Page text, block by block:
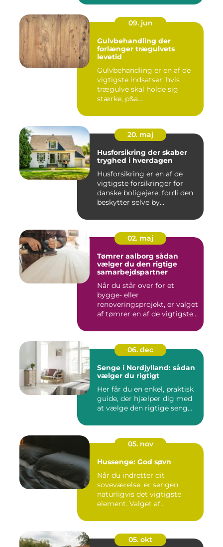
09. jun
Gulvbehandling der
forlænger trægulvets
levetid
Gulvbehandling er en af de
vigtigste indsatser, hvis
trægulve skal holde sig
stærke, p&a...
20. maj
Husforsikring der skaber
tryghed i hverdagen
Husforsikring er en af de
vigtigste forsikringer for
danske boligejere, fordi den
beskytter selve by...
02. maj
Tømrer aalborg sådan
vælger du den rigtige
samarbejdspartner
Når du står over for et
bygge- eller
renoveringsprojekt, er valget
af tømrer en af de vigtigste
06. dec
Senge i Nordjylland: sådan
vælger du rigtigt
Her får du en enkel, praktisk
guide, der hjælper dig med
at vælge den rigtige seng...
05. nov
Hussenge: God søvn
Når du indretter dit
soveværelse, er sengen
naturligvis det vigtigste
element. Valget af...
05. okt